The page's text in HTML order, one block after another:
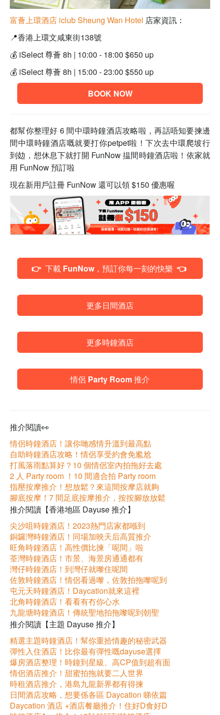
富薈上環酒店 iclub Sheung Wan Hotel 店家資訊：
📍香港上環文咸東街138號
💰 iSelect 尊薈 8h | 10:00 - 18:00 $650 up
💰 iSelect 尊薈 8h | 15:00 - 23:00 $550 up
BOOK NOW
都幫你整理好 6 間中環時鐘酒店攻略啦，再話唔知要揀邊
間中環時鐘酒店嘅就要打你petpet啦！下次去中環爬坡行
到攰，想休息下就打開 FunNow 揾間時鐘酒店啦！ 依家就
用 FunNow 預訂啦
現在新用戶註冊 FunNow 還可以領 $150 優惠喔
👉 下載 FunNow，預訂你每一刻的快樂 👈
更多日間酒店
更多時鐘酒店
情侶 Party Room 推介
推介閱讀👀
情侶時鐘酒店！讓你哋感情升溫到最高點
自助時鐘酒店攻略！情侶享受約會免尷尬
打風落雨點算好？10 個情侶室內拍拖好去處
2 人 Party room ！10 間適合拍 Party room
指壓按摩推介！想放鬆？來這間按摩店就夠
腳底按摩！7 間足底按摩推介，按按腳放放鬆
推介閱讀【香港地區 Dayuse 推介】
尖沙咀時鐘酒店！2023熱門店家都喺到
銅鑼灣時鐘酒店！同場加映天后高質推介
旺角時鐘酒店！高性價比揀「呢間」啦
荃灣時鐘酒店！市景、海景房通通都有
灣仔時鐘酒店！到灣仔就嚟住呢間
佐敦時鐘酒店！情侶看過嚟，佐敦拍拖嚟呢到
屯元天時鐘酒店！Daycation就來這裡
北角時鐘酒店！看看有冇你心水
九龍塘時鐘酒店！傳統聖地拍拖嚟呢到朝聖
推介閱讀【主題 Dayuse 推介】
精選主題時鐘酒店！幫你重拾情趣的秘密武器
彈性入住酒店！比你最有彈性嘅dayuse選擇
爆房酒店整理！時鐘到星級、高CP值到超有面
情侶酒店推介！甜蜜拍拖就要二人世界
時租酒店推介，港島九龍新界都有得揀
日間酒店攻略，想要係各區 Daycation 睇依篇
Daycation 酒店 +酒店餐廳推介！住好D食好D